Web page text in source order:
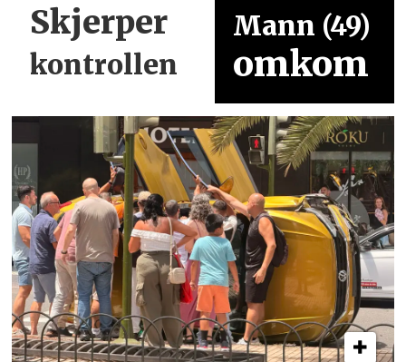
Skjerper
kontrollen
Mann (49)
omkom